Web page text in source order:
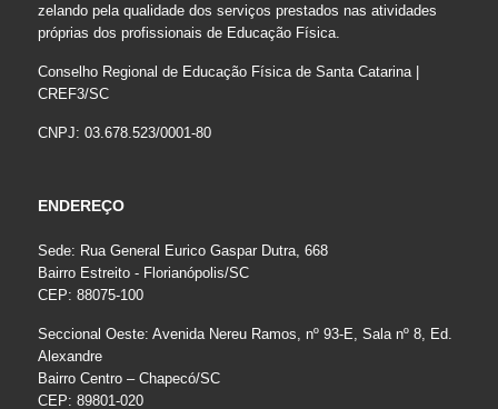
zelando pela qualidade dos serviços prestados nas atividades
próprias dos profissionais de Educação Física.
Conselho Regional de Educação Física de Santa Catarina |
CREF3/SC
CNPJ: 03.678.523/0001-80
ENDEREÇO
Sede: Rua General Eurico Gaspar Dutra, 668
Bairro Estreito - Florianópolis/SC
CEP: 88075-100
Seccional Oeste: Avenida Nereu Ramos, nº 93-E, Sala nº 8, Ed.
Alexandre
Bairro Centro – Chapecó/SC
CEP: 89801-020